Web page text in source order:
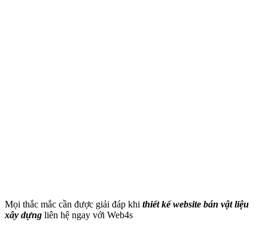
Mọi thắc mắc cần được giải đáp khi thiết kế website bán vật liệu
xây dựng liên hệ ngay với Web4s